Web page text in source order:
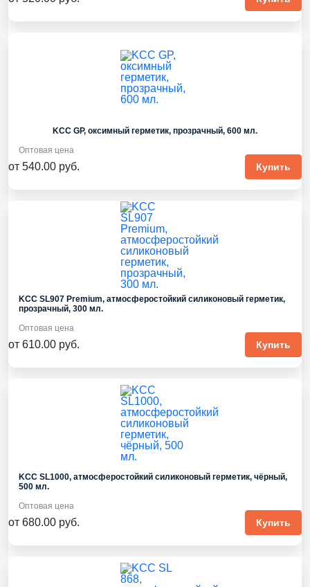
KCC GP, оксимный герметик, прозрачный, 600 мл.
Оптовая цена
от 540.00 руб. Купить
KCC SL907 Premium, атмосферостойкий силиконовый герметик,
прозрачный, 300 мл.
Оптовая цена
от 610.00 руб. Купить
KCC SL1000, атмосферостойкий силиконовый герметик, чёрный,
500 мл.
Оптовая цена
от 680.00 руб. Купить